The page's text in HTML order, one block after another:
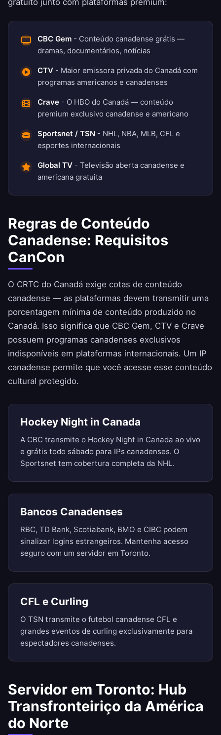
gratuito junto com plataformas premium:
CBC Gem - Conteúdo canadense grátis —
dramas, documentários, notícias
CTV - Maior emissora privada do Canadá com
programas americanos e canadenses
Crave - O HBO do Canadá — conteúdo
premium exclusivo canadense e americano
Sportsnet / TSN - NHL, NBA, MLB, CFL e
esportes internacionais
Global TV - Televisão aberta canadense e
americana gratuita
Regras de Conteúdo
Canadense: Requisitos
CanCon
O CRTC do Canadá exige cotas de conteúdo
canadense — as plataformas devem transmitir uma
porcentagem mínima de conteúdo produzido no
Canadá. Isso significa que CBC Gem, CTV e Crave
possuem programas canadenses exclusivos
indisponíveis em plataformas internacionais. Um IP
canadense permite que você acesse esse conteúdo
cultural protegido.
Hockey Night in Canada
A CBC transmite o Hockey Night in Canada ao vivo
e grátis todo sábado para IPs canadenses. O
Sportsnet tem cobertura completa da NHL.
Bancos Canadenses
RBC, TD Bank, Scotiabank, BMO e CIBC podem
sinalizar logins estrangeiros. Mantenha acesso
seguro com um servidor em Toronto.
CFL e Curling
O TSN transmite o futebol canadense CFL e
grandes eventos de curling exclusivamente para
espectadores canadenses.
Servidor em Toronto: Hub
Transfronteiriço da América
do Norte